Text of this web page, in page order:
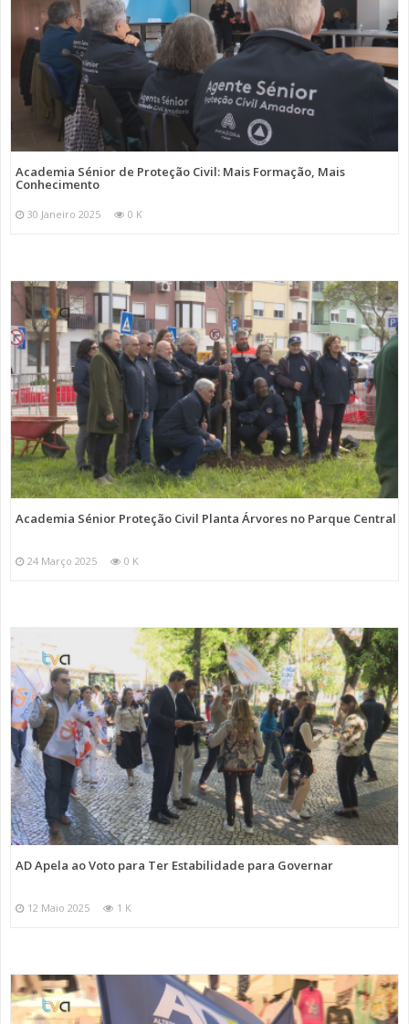
Academia Sénior de Proteção Civil: Mais Formação, Mais
Conhecimento
30 Janeiro 2025 0 K
Academia Sénior Proteção Civil Planta Árvores no Parque Central
24 Março 2025 0 K
AD Apela ao Voto para Ter Estabilidade para Governar
12 Maio 2025 1 K